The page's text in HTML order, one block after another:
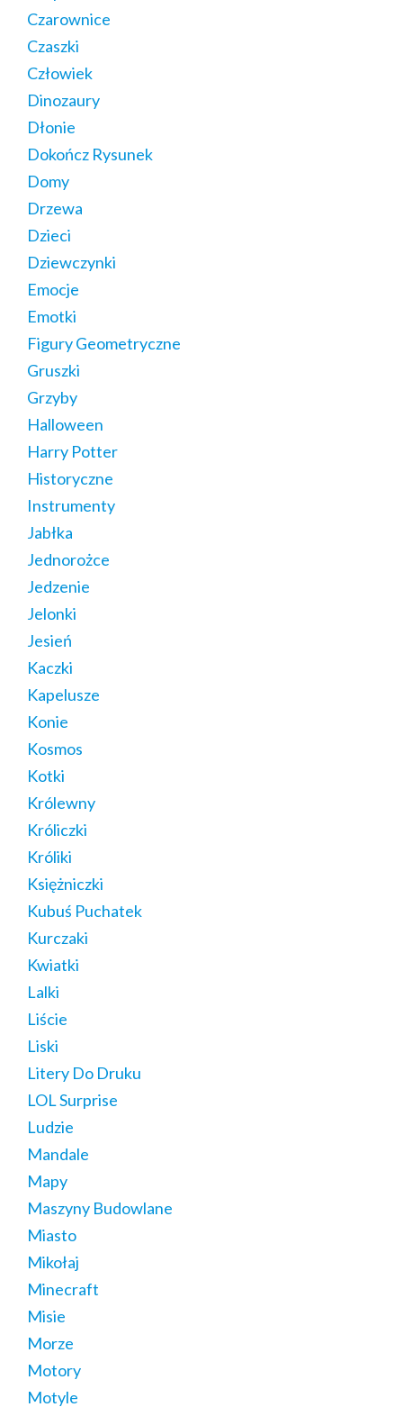
Czarownice
Czaszki
Człowiek
Dinozaury
Dłonie
Dokończ Rysunek
Domy
Drzewa
Dzieci
Dziewczynki
Emocje
Emotki
Figury Geometryczne
Gruszki
Grzyby
Halloween
Harry Potter
Historyczne
Instrumenty
Jabłka
Jednorożce
Jedzenie
Jelonki
Jesień
Kaczki
Kapelusze
Konie
Kosmos
Kotki
Królewny
Króliczki
Króliki
Księżniczki
Kubuś Puchatek
Kurczaki
Kwiatki
Lalki
Liście
Liski
Litery Do Druku
LOL Surprise
Ludzie
Mandale
Mapy
Maszyny Budowlane
Miasto
Mikołaj
Minecraft
Misie
Morze
Motory
Motyle